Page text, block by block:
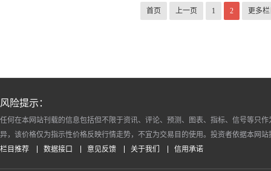
首页 上一页 1 2 更多
风险提示：
任何在本网站刊载的信息包括但不限于资讯、评论、预测、图表、指标、信号等只
异，该价格仅为指示性价格反映行情走势，不宜为交易目的使用。投资者依据本网
栏目推荐
数据接口 意见反馈 关于我们 信用承诺